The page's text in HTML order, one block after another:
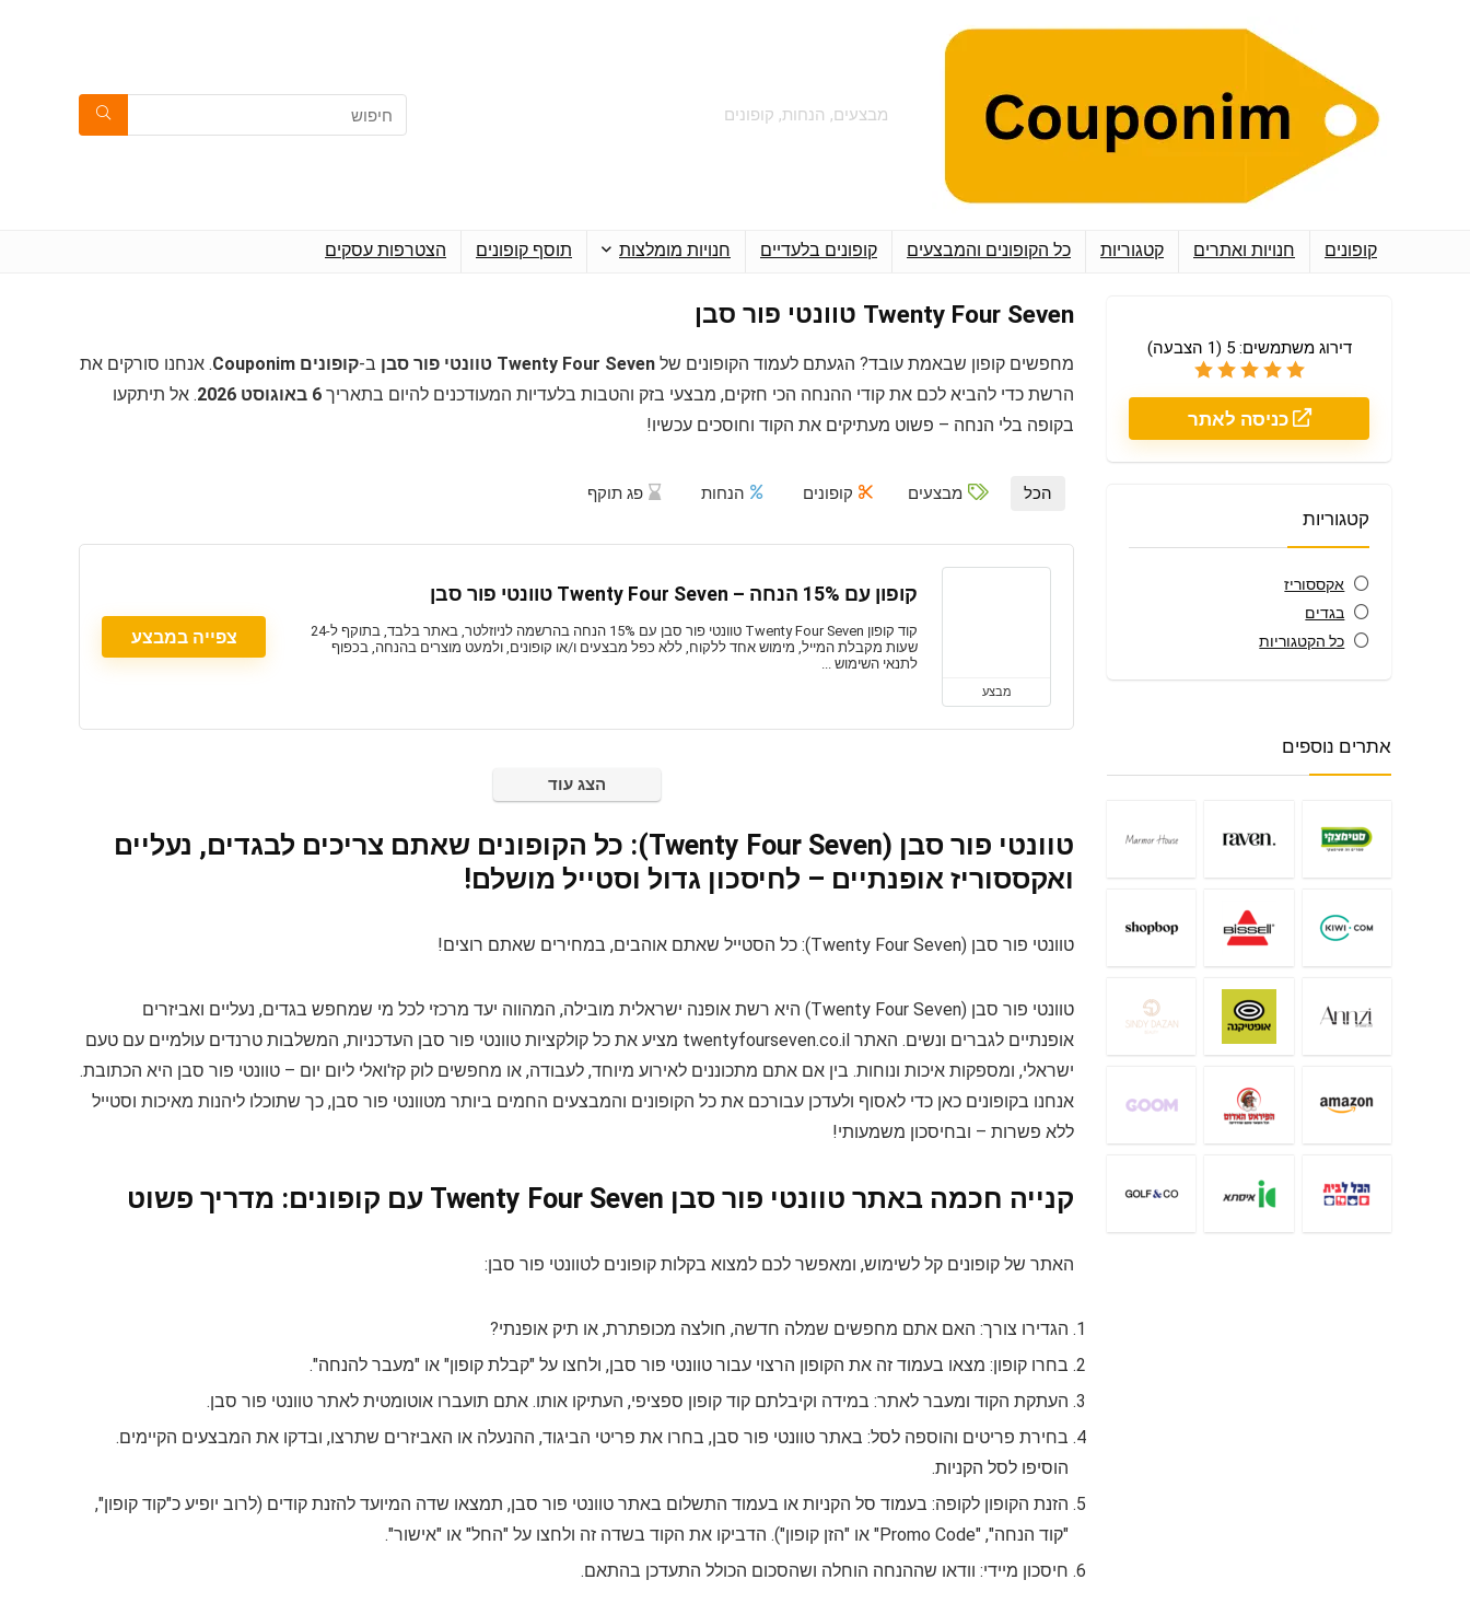
מבצעים, הנחות, קופונים
קופונים חנויות ואתרים קטגוריות כל הקופונים והמבצעים קופונים בלעדיים חנויות מומלצות תוסף קופונים הצטרפות עסקים
Twenty Four Seven טוונטי פור סבן
מחפשים קופון שבאמת עובד? הגעתם לעמוד הקופונים של Twenty Four Seven טוונטי פור סבן ב-קופונים Couponim
. אנחנו סורקים את
הרשת כדי להביא לכם את קודי ההנחה הכי חזקים, מבצעי בזק והטבות בלעדיות המעודכנים להיום בתאריך 6 באוגוסט 2026
. אל תיתקעו
בקופה בלי הנחה – פשוט מעתיקים את הקוד וחוסכים עכשיו!
דירוג משתמשים:5
(
1 הצבעה)
כניסה לאתר
קטגוריות
אקססוריז
בגדים
כל הקטגוריות
הכל מבצעים קופונים הנחות פג תוקף
מבצע
קופון עם 15% הנחה – Twenty Four Seven טוונטי פור סבן
קוד קופון Twenty Four Seven טוונטי פור סבן עם 15% הנחה בהרשמה לניוזלטר, באתר בלבד, בתוקף ל-24
שעות מקבלת המייל, מימוש אחד ללקוח, ללא כפל מבצעים ו/או קופונים, ולמעט מוצרים בהנחה, בכפוף
לתנאי השימוש ...
צפייה במבצע
הצג עוד
טוונטי פור סבן (Twenty Four Seven): כל הקופונים שאתם צריכים לבגדים, נעליים
ואקססוריז אופנתיים – לחיסכון גדול וסטייל מושלם!
טוונטי פור סבן (Twenty Four Seven): כל הסטייל שאתם אוהבים, במחירים שאתם רוצים!
טוונטי פור סבן (Twenty Four Seven) היא רשת אופנה ישראלית מובילה, המהווה יעד מרכזי לכל מי שמחפש בגדים, נעליים ואביזרים
אופנתיים לגברים ונשים. האתר twentyfourseven.co.il מציע את כל קולקציות טוונטי פור סבן העדכניות, המשלבות טרנדים עולמיים עם טעם
ישראלי, ומספקות איכות ונוחות. בין אם אתם מתכוננים לאירוע מיוחד, לעבודה, או מחפשים לוק קז'ואלי ליום יום – טוונטי פור סבן היא הכתובת.
אנחנו בקופונים כאן כדי לאסוף ולעדכן עבורכם את כל הקופונים והמבצעים החמים ביותר מטוונטי פור סבן, כך שתוכלו ליהנות מאיכות וסטייל
ללא פשרות – ובחיסכון משמעותי!
קנייה חכמה באתר טוונטי פור סבן Twenty Four Seven עם קופונים: מדריך פשוט
האתר של קופונים קל לשימוש, ומאפשר לכם למצוא בקלות קופונים לטוונטי פור סבן:
הגדירו צורך: האם אתם מחפשים שמלה חדשה, חולצה מכופתרת, או תיק אופנתי?
בחרו קופון: מצאו בעמוד זה את הקופון הרצוי עבור טוונטי פור סבן, ולחצו על "קבלת קופון" או "מעבר להנחה".
העתקת הקוד ומעבר לאתר: במידה וקיבלתם קוד קופון ספציפי, העתיקו אותו. אתם תועברו אוטומטית לאתר טוונטי פור סבן.
בחירת פריטים והוספה לסל: באתר טוונטי פור סבן, בחרו את פריטי הביגוד, ההנעלה או האביזרים שתרצו, ובדקו את המבצעים הקיימים.
הוסיפו לסל הקניות.
הזנת הקופון לקופה: בעמוד סל הקניות או בעמוד התשלום באתר טוונטי פור סבן, תמצאו שדה המיועד להזנת קודים (לרוב יופיע כ"קוד קופון",
"קוד הנחה", "Promo Code" או "הזן קופון"). הדביקו את הקוד בשדה זה ולחצו על "החל" או "אישור".
חיסכון מיידי: וודאו שההנחה הוחלה ושהסכום הכולל התעדכן בהתאם.
אתרים נוספים